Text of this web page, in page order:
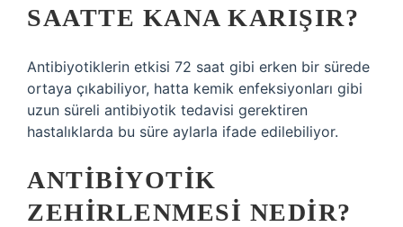
SAATTE KANA KARIŞIR?
Antibiyotiklerin etkisi 72 saat gibi erken bir sürede
ortaya çıkabiliyor, hatta kemik enfeksiyonları gibi
uzun süreli antibiyotik tedavisi gerektiren
hastalıklarda bu süre aylarla ifade edilebiliyor.
ANTIBIYOTIK
ZEHIRLENMESI NEDIR?